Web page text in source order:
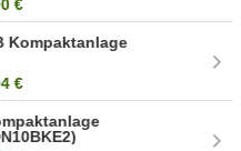
€
Kompaktanlage
€